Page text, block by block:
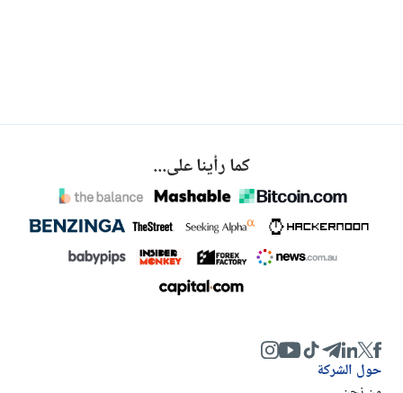
كما رأينا على...
حول الشركة